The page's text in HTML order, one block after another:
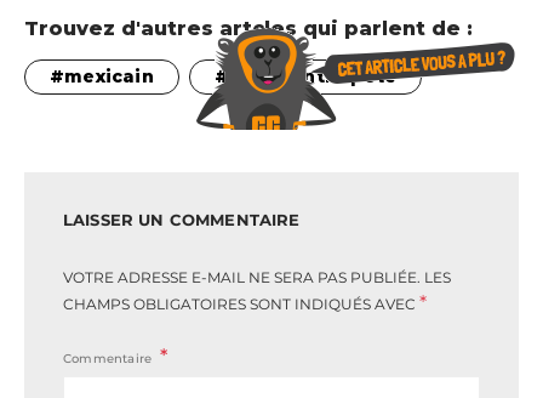
Trouvez d'autres artcles qui parlent de :
mexicain Resto entre pote
LAISSER UN COMMENTAIRE
VOTRE ADRESSE E-MAIL NE SERA PAS PUBLIÉE. LES
CHAMPS OBLIGATOIRES SONT INDIQUÉS AVEC *
Commentaire